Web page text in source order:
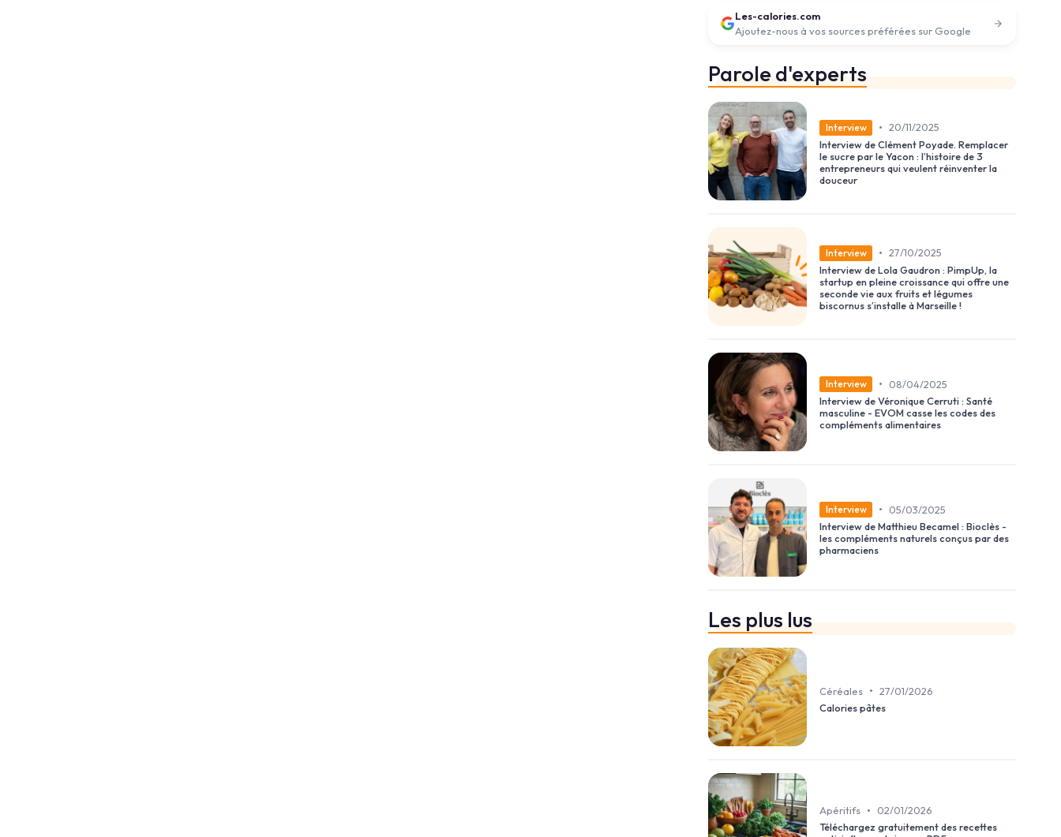
Les-calories.com
Ajoutez-nous à vos sources préférées sur Google
Parole d'experts
Interview • 20/11/2025
Interview de Clément Poyade. Remplacer
le sucre par le Yacon : l’histoire de 3
entrepreneurs qui veulent réinventer la
douceur
Interview • 27/10/2025
Interview de Lola Gaudron : PimpUp, la
startup en pleine croissance qui offre une
seconde vie aux fruits et légumes
biscornus s’installe à Marseille !
Interview •
08/04/2025
Interview de Véronique Cerruti : Santé
masculine - EVOM casse les codes des
compléments alimentaires
Interview •
05/03/2025
Interview de Matthieu Becamel : Bioclès -
les compléments naturels conçus par des
pharmaciens
Les plus lus
Céréales • 27/01/2026
Calories pâtes
Apéritifs •
02/01/2026
Téléchargez gratuitement des recettes